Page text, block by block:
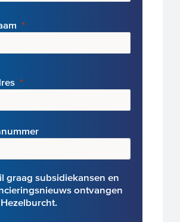
graag subsidiekansen en
ontvangen